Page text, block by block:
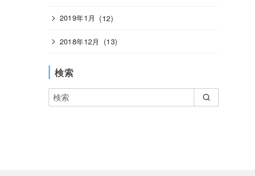
2019年1月 (12)
2018年12月 (13)
検索